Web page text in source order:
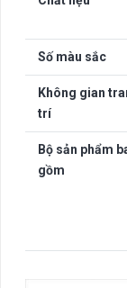
Số màu sắc
Không gian
trí
Bộ sản phẩm
gồm